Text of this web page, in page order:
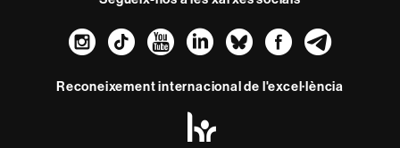
Instagram
TikTokYouTube
LinkedIn
Bluesky
Reconeixement internacional de l'excel·lència